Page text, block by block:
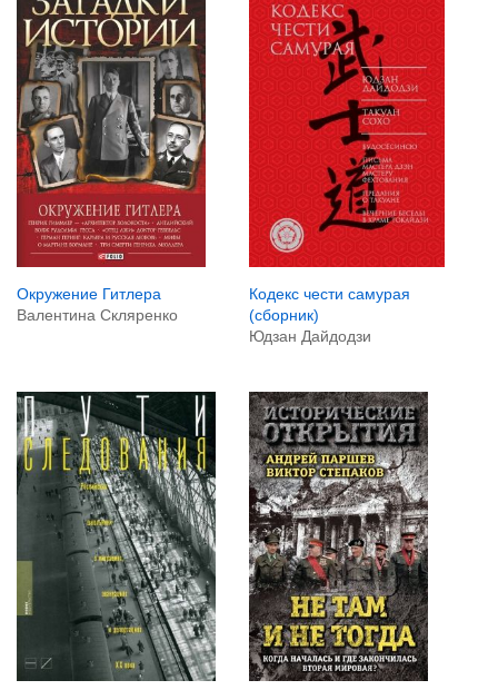
Окружение Гитлера
Валентина Скляренко
Кодекс чести самурая
(сборник)
Юдзан Дайдодзи